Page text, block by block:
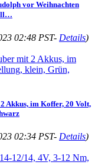
vor Weihnachten
02:48 PST- Details)
Akkus, im Koffer, 20 Volt,
02:34 PST- Details)